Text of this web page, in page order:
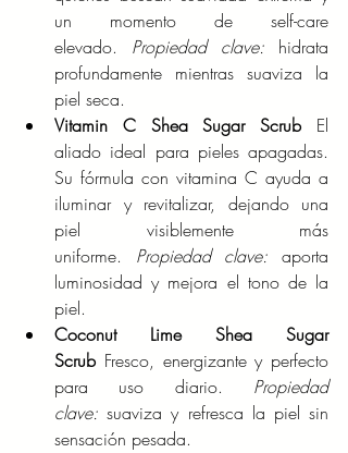
un momento de self-care
elevado. Propiedad clave: hidrata
profundamente mientras suaviza la
piel seca.
Vitamin C Shea Sugar Scrub El
aliado ideal para pieles apagadas.
Su fórmula con vitamina C ayuda a
iluminar y revitalizar, dejando una
piel visiblemente más
uniforme. Propiedad clave: aporta
luminosidad y mejora el tono de la
piel.
Coconut Lime Shea Sugar
Scrub Fresco, energizante y perfecto
para uso diario. Propiedad
clave: suaviza y refresca la piel sin
sensación pesada.